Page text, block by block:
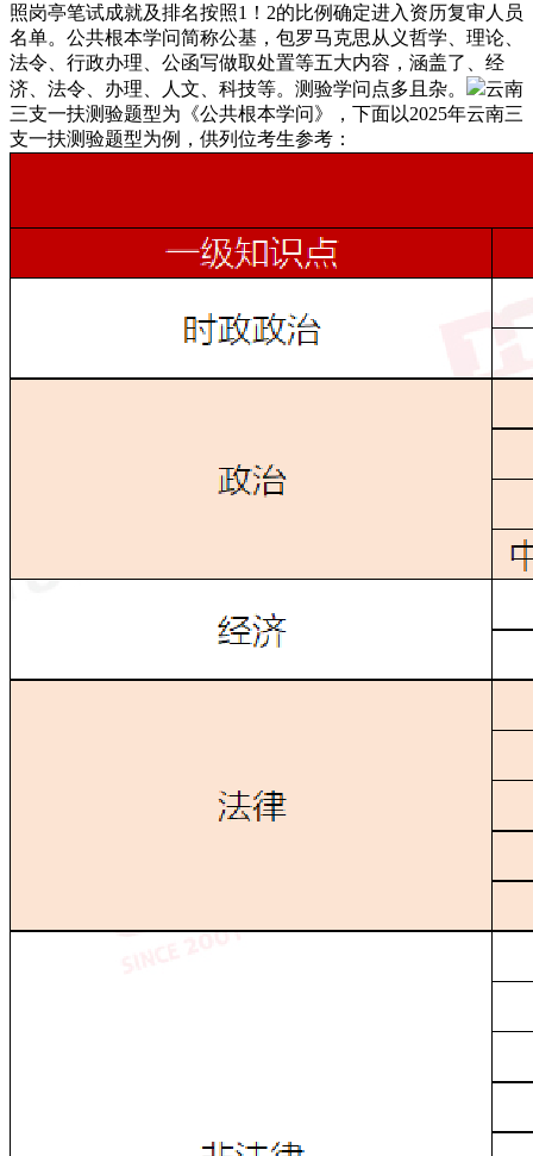
照岗亭笔试成就及排名按照1！2的比例确定进入资历复审人员
名单。公共根本学问简称公基，包罗马克思从义哲学、理论、
法令、行政办理、公函写做取处置等五大内容，涵盖了、经
济、法令、办理、人文、科技等。测验学问点多且杂。
云南
三支一扶测验题型为《公共根本学问》，下面以2025年云南三
支一扶测验题型为例，供列位考生参考：